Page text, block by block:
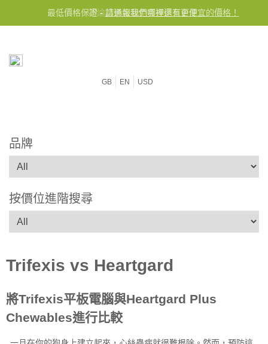
最低價格保證 -請通報我們哪裡還有更便宜的價格！
不論訂單金額免費運送至台灣
GB EN USD
品牌
按價位進階搜尋